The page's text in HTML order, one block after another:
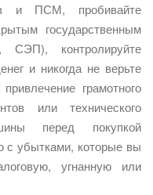
и ПСМ, пробивайте
государственным
контролируйте
и никогда не верьте
грамотного
или технического
перед покупкой
с убытками, которые вы
угнанную или